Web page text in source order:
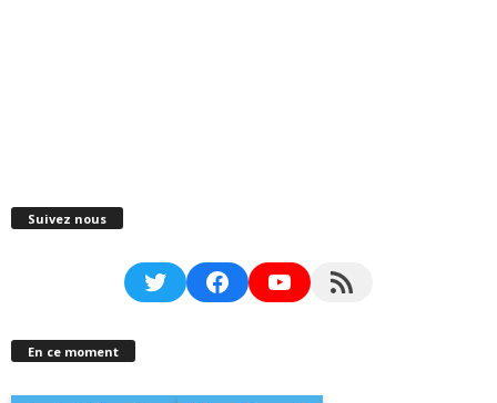
Suivez nous
TwitterFacebookYouTubeRSS Feed
En ce moment